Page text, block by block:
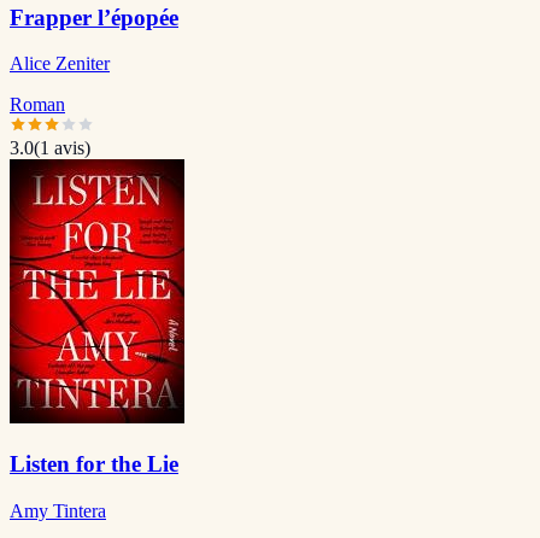
Frapper l’épopée
Alice Zeniter
Roman
3.0(1 avis)
Listen for the Lie
Amy Tintera